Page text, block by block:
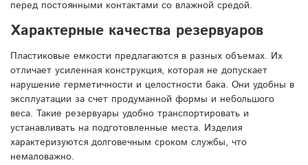
перед постоянными контактами со влажной средой.
Характерные качества резервуаров
Пластиковые емкости предлагаются в разных объемах. Их
отличает усиленная конструкция, которая не допускает
нарушение герметичности и целостности бака. Они удобны в
эксплуатации за счет продуманной формы и небольшого
веса. Такие резервуары удобно транспортировать и
устанавливать на подготовленные места. Изделия
характеризуются долговечным сроком службы, что
немаловажно.